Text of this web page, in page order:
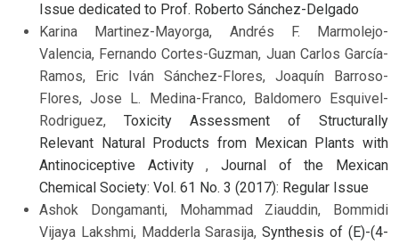
Issue dedicated to Prof. Roberto Sánchez-Delgado
Karina Martinez-Mayorga, Andrés F. Marmolejo-
Valencia, Fernando Cortes-Guzman, Juan Carlos García-
Ramos, Eric Iván Sánchez-Flores, Joaquín Barroso-
Flores, Jose L. Medina-Franco, Baldomero Esquivel-
Rodriguez, Toxicity Assessment of Structurally
Relevant Natural Products from Mexican Plants with
Antinociceptive Activity,Journal of the Mexican
Chemical Society: Vol. 61 No. 3 (2017): Regular Issue
Ashok Dongamanti, Mohammad Ziauddin, Bommidi
Vijaya Lakshmi, Madderla Sarasija,Synthesis of (E)-(4-